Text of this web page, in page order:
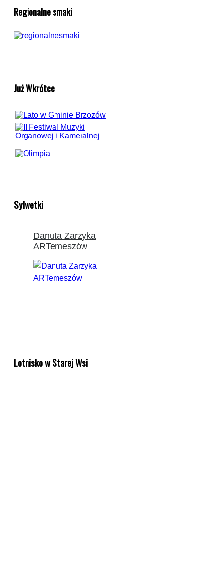
Regionalne smaki
Już Wkrótce
Sylwetki
Danuta Zarzyka
ARTemeszów
Lotnisko w Starej Wsi